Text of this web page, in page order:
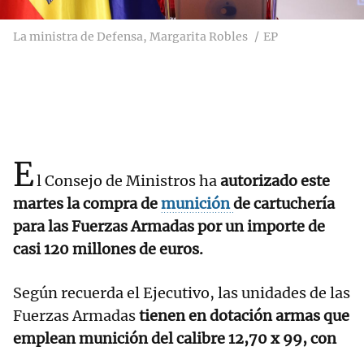
La ministra de Defensa, Margarita Robles EP
El Consejo de Ministros haautorizado este
martes la compra demuniciónde cartuchería
para las Fuerzas Armadas por un importe de
casi 120 millones de euros.
Según recuerda el Ejecutivo, las unidades de las
Fuerzas Armadastienen en dotación armas que
emplean munición del calibre 12,70 x 99, con